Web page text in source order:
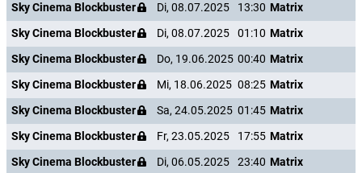
Sky Cinema Blockbuster
Di, 08.07.2025 13:30 Matrix
Sky Cinema Blockbuster
Di, 08.07.2025 01:10 Matrix
Sky Cinema Blockbuster
Do, 19.06.2025 00:40 Matrix
Sky Cinema Blockbuster
Mi, 18.06.2025 08:25 Matrix
Sky Cinema Blockbuster
Sa, 24.05.2025 01:45 Matrix
Sky Cinema Blockbuster
Fr, 23.05.2025 17:55 Matrix
Sky Cinema Blockbuster
Di, 06.05.2025 23:40 Matrix